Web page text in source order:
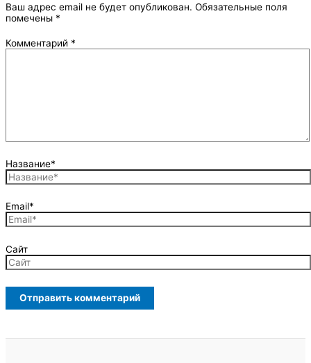
Ваш адрес email не будет опубликован. Обязательные поля
помечены *
Комментарий *
Название*
Email*
Сайт